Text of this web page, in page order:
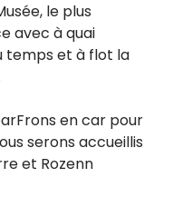
le plus
avec à quai
temps et à flot la
en car pour
serons accueillis
et Rozenn